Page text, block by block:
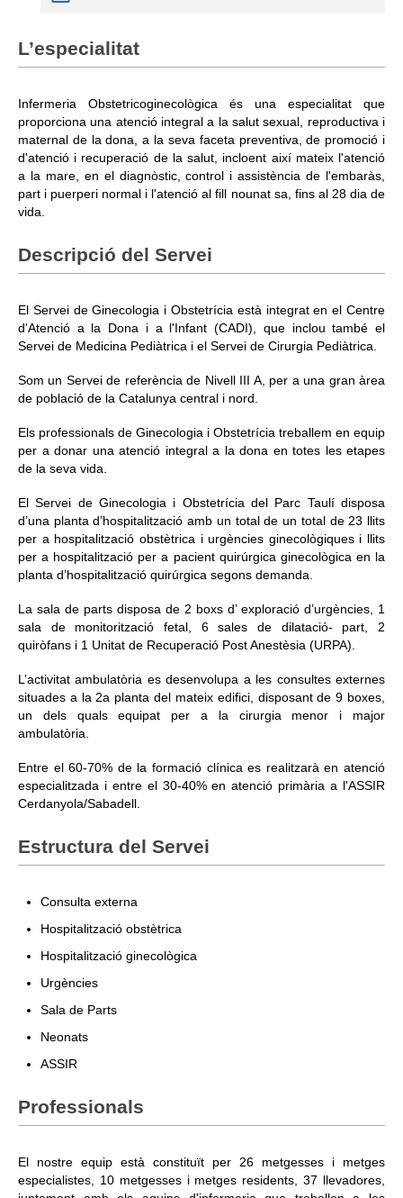
L’especialitat
Infermeria Obstetricoginecològica és una especialitat que
proporciona una atenció integral a la salut sexual, reproductiva i
maternal de la dona, a la seva faceta preventiva, de promoció i
d'atenció i recuperació de la salut, incloent així mateix l'atenció
a la mare, en el diagnòstic, control i assistència de l'embaràs,
part i puerperi normal i l'atenció al fill nounat sa, fins al 28 dia de
vida.
Descripció del Servei
El Servei de Ginecologia i Obstetrícia està integrat en el Centre
d'Atenció a la Dona i a l'Infant (CADI), que inclou també el
Servei de Medicina Pediàtrica i el Servei de Cirurgia Pediàtrica.
Som un Servei de referència de Nivell III A, per a una gran àrea
de població de la Catalunya central i nord.
Els professionals de Ginecologia i Obstetrícia treballem en equip
per a donar una atenció integral a la dona en totes les etapes
de la seva vida.
El Servei de Ginecologia i Obstetrícia del Parc Taulí disposa
d’una planta d’hospitalització amb un total de un total de 23 llits
per a hospitalització obstètrica i urgències ginecològiques i llits
per a hospitalització per a pacient quirúrgica ginecològica en la
planta d’hospitalització quirúrgica segons demanda.
La sala de parts disposa de 2 boxs d’ exploració d’urgències, 1
sala de monitorització fetal, 6 sales de dilatació- part, 2
quiròfans i 1 Unitat de Recuperació Post Anestèsia (URPA).
L’activitat ambulatòria es desenvolupa a les consultes externes
situades a la 2a planta del mateix edifici, disposant de 9 boxes,
un dels quals equipat per a la cirurgia menor i major
ambulatòria.
Entre el 60-70% de la formació clínica es realitzarà en atenció
especialitzada i entre el 30-40% en atenció primària a l'ASSIR
Cerdanyola/Sabadell.
Estructura del Servei
Consulta externa
Hospitalització obstètrica
Hospitalització ginecològica
Urgències
Sala de Parts
Neonats
ASSIR
Professionals
El nostre equip està constituït per 26 metgesses i metges
especialistes, 10 metgesses i metges residents, 37 llevadores,